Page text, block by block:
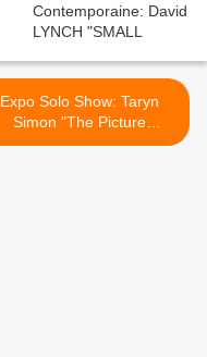
Expo Solo Show: Taryn
Simon "The Picture
Collection" >